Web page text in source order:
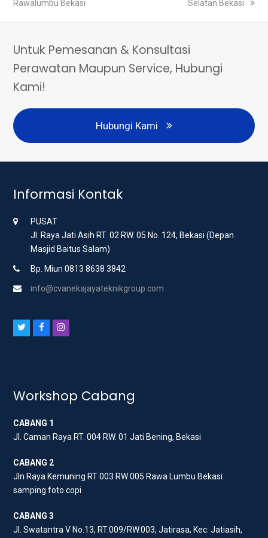
Rawalumbu Bekasi
Selatan Bekasi
Untuk Pemesanan & Konsultasi
Perawatan Maupun Service, Hubungi
Kami!
Hubungi Kami
Informasi Kontak
PUSAT
Jl. Raya Jati Asih RT. 02 RW. 05 No. 124, Bekasi (Depan
Masjid Baitus Salam)
Bp. Miun 0813 8638 3842
info@cvanekajayateknikgroup.com
t
r
b
o
k
a
a
Workshop Cabang
CABANG 1
Jl. Caman Raya RT. 004 RW. 01 Jati Bening, Bekasi
CABANG 2
Jln Raya Kemuning RT 003 RW 005 Rawa Lumbu Bekasi
samping foto copi
CABANG 3
Jl. Swatantra V No.13, RT.009/RW.003, Jatirasa, Kec. Jatiasih,